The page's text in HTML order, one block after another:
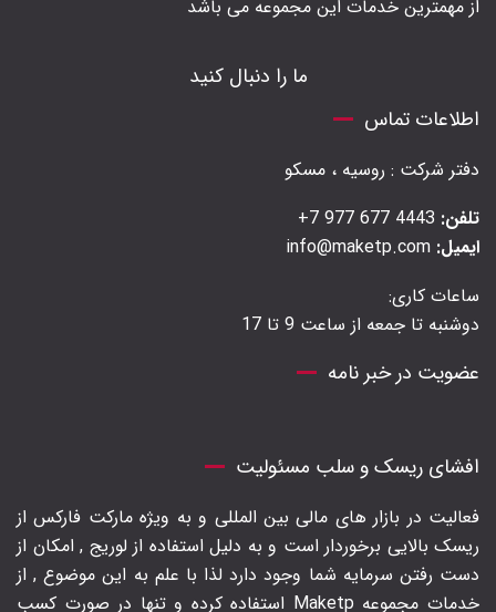
از مهمترین خدمات این مجموعه می باشد
ما را دنبال کنید
اطلاعات تماس
دفتر شرکت : روسیه ، مسکو
تلفن:
ایمیل:
ساعات کاری:
دوشنبه تا جمعه از ساعت 9 تا 17
عضویت در خبر نامه
افشای ریسک و سلب مسئولیت
فعالیت در بازار های مالی بین المللی و به ویژه مارکت فارکس از
ریسک بالایی برخوردار است و به دلیل استفاده از لوریج , امکان از
دست رفتن سرمایه شما وجود دارد لذا با علم به این موضوع , از
خدمات مجموعه Maketp استفاده کرده و تنها در صورت کسب